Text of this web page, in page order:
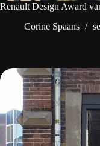
Renault Design Award
Corine Spaans